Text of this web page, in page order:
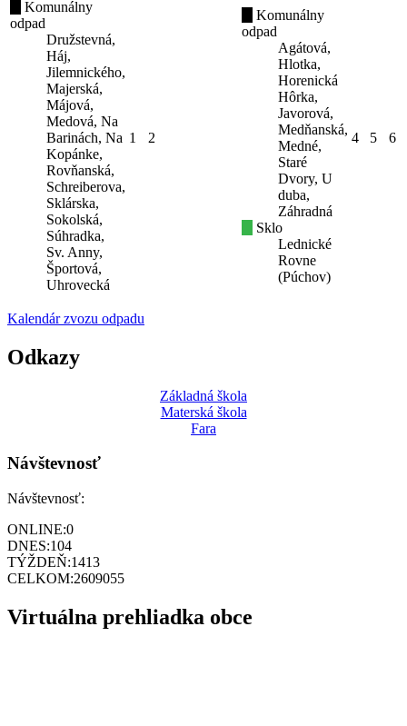
Komunálny
odpad
Družstevná,
Háj,
Jilemnického,
Majerská,
Májová,
Medová, Na
Barinách, Na
Kopánke,
Rovňanská,
Schreiberova,
Sklárska,
Sokolská,
Súhradka,
Sv. Anny,
Športová,
Uhrovecká
1 2
Komunálny
odpad
Agátová,
Hlotka,
Horenická
Hôrka,
Javorová,
Medňanská,
Medné,
Staré
Dvory, U
duba,
Záhradná
Sklo
Lednické
Rovne
(Púchov)
4 5 6
Kalendár zvozu odpadu
Odkazy
Základná škola
Materská škola
Fara
Návštevnosť
Návštevnosť:
ONLINE:0
DNES:104
TÝŽDEŇ:1413
CELKOM:2609055
Virtuálna prehliadka obce